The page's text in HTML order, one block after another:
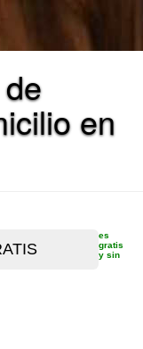
en
es
gratis
y sin